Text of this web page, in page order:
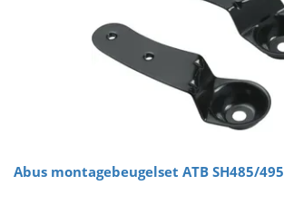
Abus montagebeugelset ATB SH485/495